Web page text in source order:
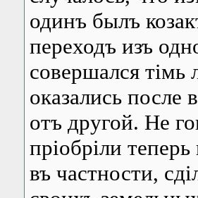
одинъ былъ
переходъ изъ
совершался тімь
оказались после
отъ другой. Не
пріобріли
въ частности,